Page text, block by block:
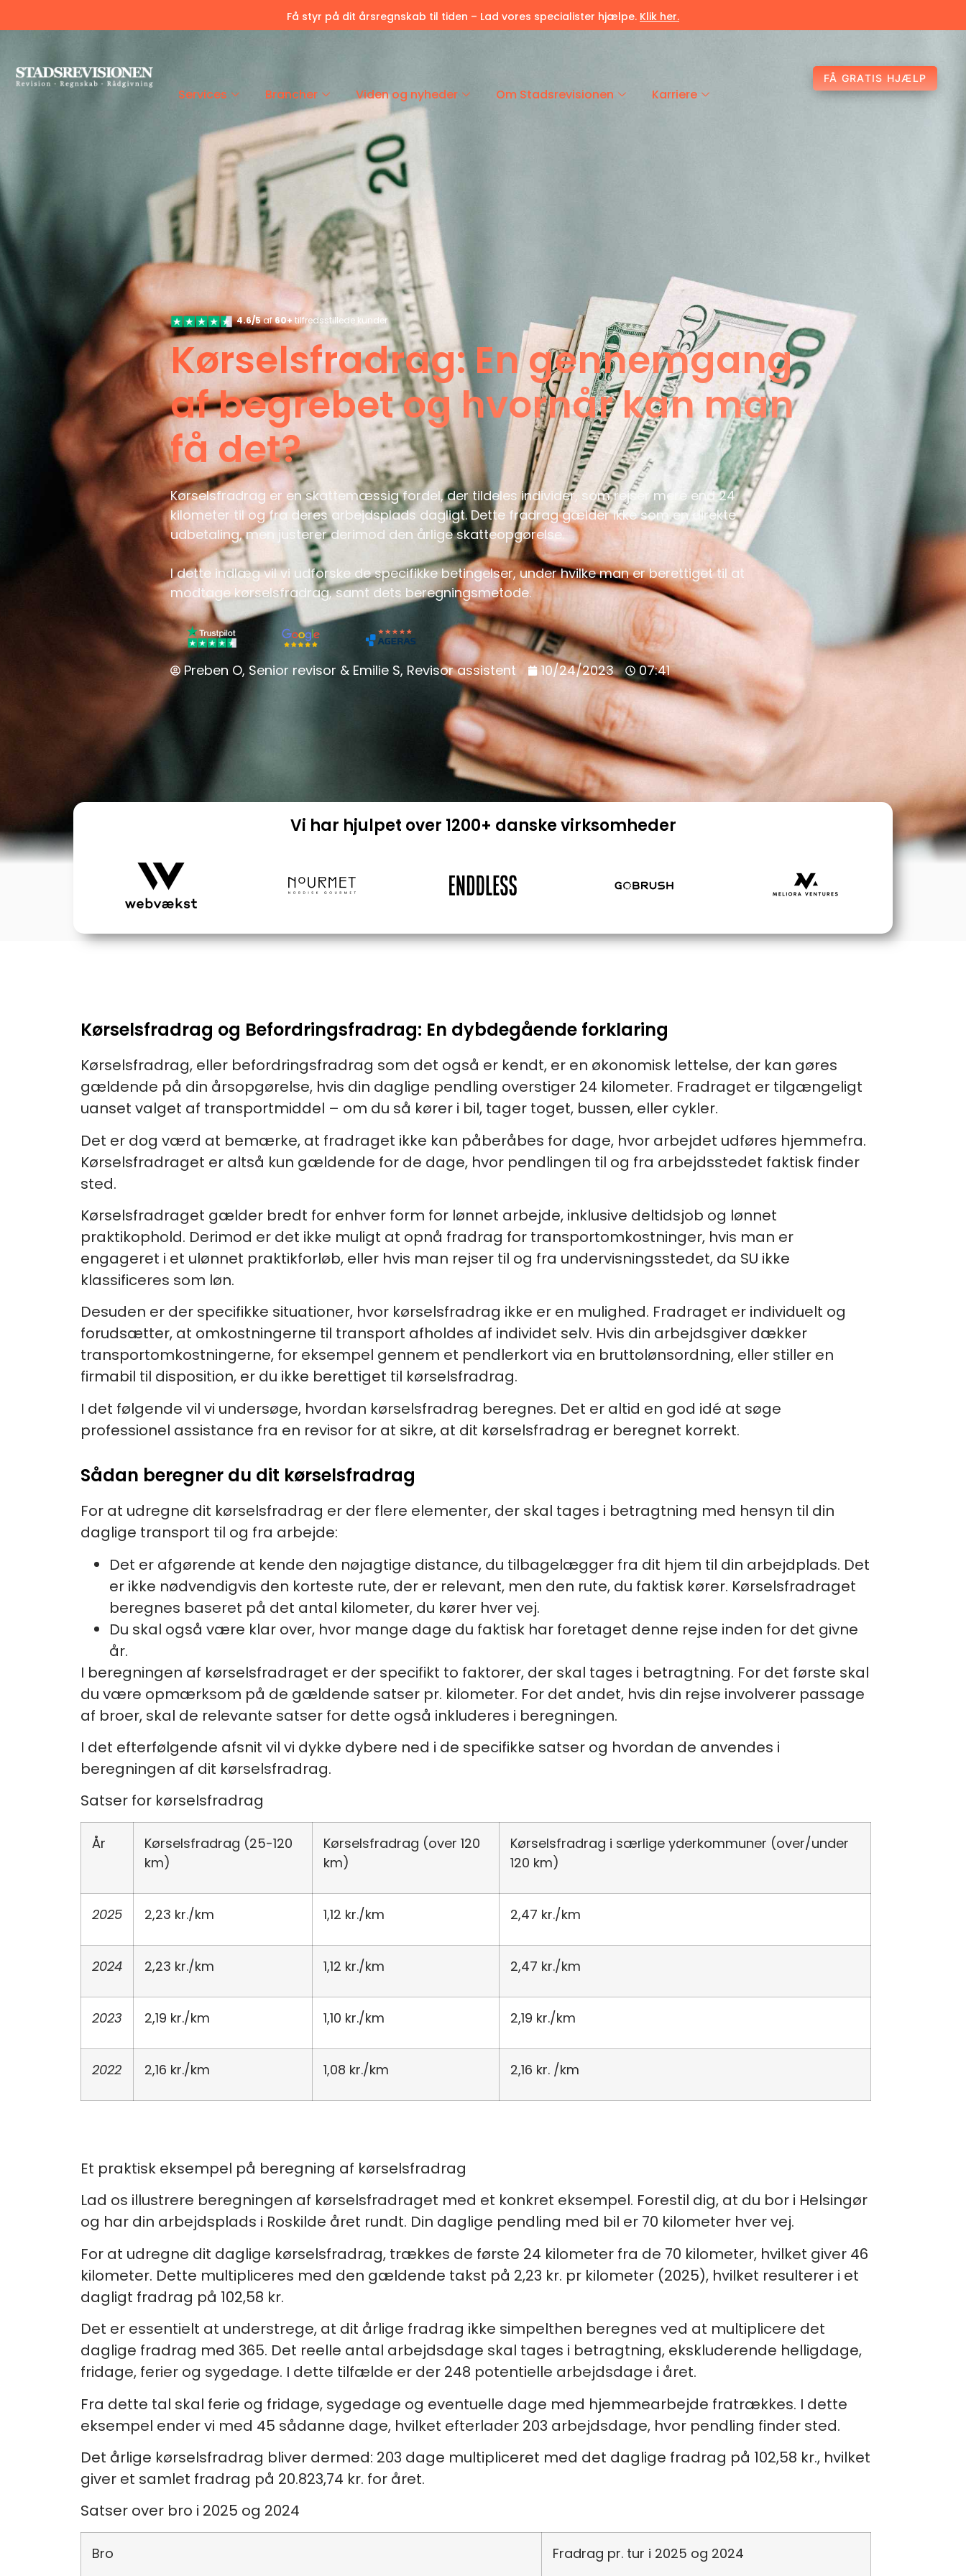
Få styr på dit årsregnskab til tiden – Lad vores specialister hjælpe. Klik her.
Services Brancher Viden og nyheder Om Stadsrevisionen Karriere
FÅ GRATIS HJÆLP
4.6/5af60+tilfredsstillede kunder
Kørselsfradrag: En gennemgang
af begrebet og hvornår kan man
få det?
Kørselsfradrag er en skattemæssig fordel, der tildeles individer, som rejser mere end 24
kilometer til og fra deres arbejdsplads dagligt. Dette fradrag gælder ikke som en direkte
udbetaling, men justerer derimod den årlige skatteopgørelse.
I dette indlæg vil vi udforske de specifikke betingelser, under hvilke man er berettiget til at
modtage kørselsfradrag, samt dets beregningsmetode.
Preben O, Senior revisor & Emilie S, Revisor assistent 10/24/2023 07:41
Vi har hjulpet over 1200+ danske virksomheder
Kørselsfradrag og Befordringsfradrag: En dybdegående forklaring
Kørselsfradrag, eller befordringsfradrag som det også er kendt, er en økonomisk lettelse, der kan gøres
gældende på din årsopgørelse, hvis din daglige pendling overstiger 24 kilometer. Fradraget er tilgængeligt
uanset valget af transportmiddel – om du så kører i bil, tager toget, bussen, eller cykler.
Det er dog værd at bemærke, at fradraget ikke kan påberåbes for dage, hvor arbejdet udføres hjemmefra.
Kørselsfradraget er altså kun gældende for de dage, hvor pendlingen til og fra arbejdsstedet faktisk finder
sted.
Kørselsfradraget gælder bredt for enhver form for lønnet arbejde, inklusive deltidsjob og lønnet
praktikophold. Derimod er det ikke muligt at opnå fradrag for transportomkostninger, hvis man er
engageret i et ulønnet praktikforløb, eller hvis man rejser til og fra undervisningsstedet, da SU ikke
klassificeres som løn.
Desuden er der specifikke situationer, hvor kørselsfradrag ikke er en mulighed. Fradraget er individuelt og
forudsætter, at omkostningerne til transport afholdes af individet selv. Hvis din arbejdsgiver dækker
transportomkostningerne, for eksempel gennem et pendlerkort via en bruttolønsordning, eller stiller en
firmabil til disposition, er du ikke berettiget til kørselsfradrag.
I det følgende vil vi undersøge, hvordan kørselsfradrag beregnes. Det er altid en god idé at søge
professionel assistance fra en revisor for at sikre, at dit kørselsfradrag er beregnet korrekt.
Sådan beregner du dit kørselsfradrag
For at udregne dit kørselsfradrag er der flere elementer, der skal tages i betragtning med hensyn til din
daglige transport til og fra arbejde:
Det er afgørende at kende den nøjagtige distance, du tilbagelægger fra dit hjem til din arbejdplads. Det
er ikke nødvendigvis den korteste rute, der er relevant, men den rute, du faktisk kører. Kørselsfradraget
beregnes baseret på det antal kilometer, du kører hver vej.
Du skal også være klar over, hvor mange dage du faktisk har foretaget denne rejse inden for det givne
år.
I beregningen af kørselsfradraget er der specifikt to faktorer, der skal tages i betragtning. For det første skal
du være opmærksom på de gældende satser pr. kilometer. For det andet, hvis din rejse involverer passage
af broer, skal de relevante satser for dette også inkluderes i beregningen.
I det efterfølgende afsnit vil vi dykke dybere ned i de specifikke satser og hvordan de anvendes i
beregningen af dit kørselsfradrag.
Satser for kørselsfradrag
År
Kørselsfradrag (25-120
km)
Kørselsfradrag (over 120
km)
Kørselsfradrag i særlige yderkommuner (over/under
120 km)
2025 2,23 kr./km 1,12 kr./km 2,47 kr./km
2024 2,23 kr./km 1,12 kr./km 2,47 kr./km
2023 2,19 kr./km 1,10 kr./km 2,19 kr./km
2022 2,16 kr./km 1,08 kr./km 2,16 kr. /km
Et praktisk eksempel på beregning af kørselsfradrag
Lad os illustrere beregningen af kørselsfradraget med et konkret eksempel. Forestil dig, at du bor i Helsingør
og har din arbejdsplads i Roskilde året rundt. Din daglige pendling med bil er 70 kilometer hver vej.
For at udregne dit daglige kørselsfradrag, trækkes de første 24 kilometer fra de 70 kilometer, hvilket giver 46
kilometer. Dette multipliceres med den gældende takst på 2,23 kr. pr kilometer (2025), hvilket resulterer i et
dagligt fradrag på 102,58 kr.
Det er essentielt at understrege, at dit årlige fradrag ikke simpelthen beregnes ved at multiplicere det
daglige fradrag med 365. Det reelle antal arbejdsdage skal tages i betragtning, ekskluderende helligdage,
fridage, ferier og sygedage. I dette tilfælde er der 248 potentielle arbejdsdage i året.
Fra dette tal skal ferie og fridage, sygedage og eventuelle dage med hjemmearbejde fratrækkes. I dette
eksempel ender vi med 45 sådanne dage, hvilket efterlader 203 arbejdsdage, hvor pendling finder sted.
Det årlige kørselsfradrag bliver dermed: 203 dage multipliceret med det daglige fradrag på 102,58 kr., hvilket
giver et samlet fradrag på 20.823,74 kr. for året.
Satser over bro i 2025 og 2024
Bro Fradrag pr. tur i 2025 og 2024